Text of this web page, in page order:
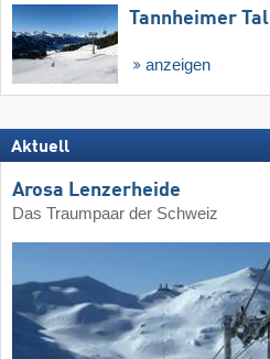
Tannheimer Tal
anzeigen
Aktuell
Arosa Lenzerheide
Das Traumpaar der Schweiz